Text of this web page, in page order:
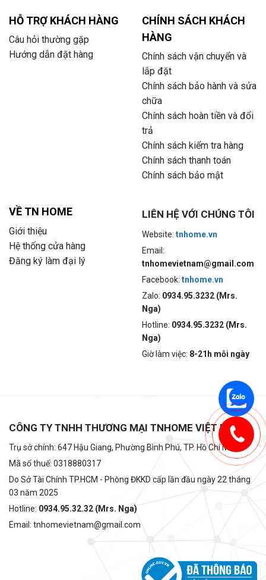
HỖ TRỢ KHÁCH HÀNG
Câu hỏi thường gặp
Hướng dẫn đặt hàng
CHÍNH SÁCH KHÁCH
HÀNG
Chính sách vận chuyển và
lắp đặt
Chính sách bảo hành và sửa
chữa
Chính sách hoàn tiền và đổi
trả
Chính sách kiểm tra hàng
Chính sách thanh toán
Chính sách bảo mật
VỀ TN HOME
Giới thiệu
Hệ thống cửa hàng
Đăng ký làm đại lý
LIÊN HỆ VỚI CHÚNG TÔI
Website: tnhome.vn
Email:
tnhomevietnam@gmail.com
Facebook: tnhome.vn
Zalo: 0934.95.3232 (Mrs.
Nga)
Hotline: 0934.95.3232 (Mrs.
Nga)
Giờ làm việc: 8-21h mỗi ngày
CÔNG TY TNHH THƯƠNG MẠI TNHOME VIỆT NAM
Trụ sở chính: 647 Hậu Giang, Phường Bình Phú, TP. Hồ Chí Minh
Mã số thuế: 0318880317
Do Sở Tài Chính TP.HCM - Phòng ĐKKD cấp lần đầu ngày 22 tháng
03 năm 2025
Hotline: 0934.95.32.32 (Mrs. Nga)
Email: tnhomevietnam@gmail.com